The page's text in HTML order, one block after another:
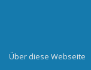
Über diese Webseite